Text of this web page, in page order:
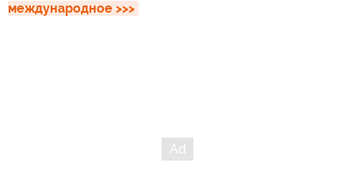
международное >>>